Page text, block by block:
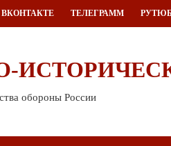
ВКОНТАКТЕ ТЕЛЕГРАММ
обороны России